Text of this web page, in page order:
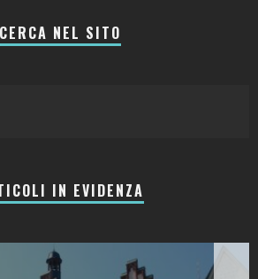
CERCA NEL SITO
IN EVIDENZA